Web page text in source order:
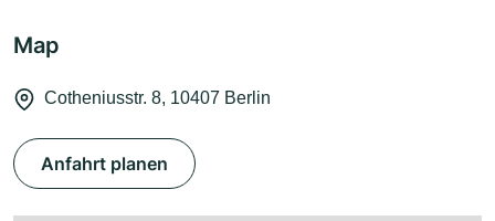
Map
Cotheniusstr. 8, 10407 Berlin
Anfahrt planen